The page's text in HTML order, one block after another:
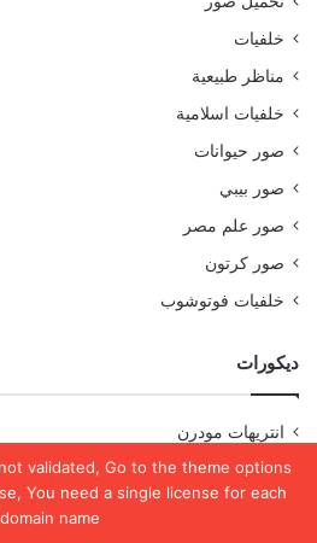
validated, Go to the theme options
You need a single license for each
domain name.
خلفيات
مناظر طبيعية
خلفيات اسلامية
صور حيوانات
صور بيبي
صور علم مصر
صور كرتون
خلفيات فوتوشوب
ديكورات
انتريهات مودرن
ستائر مودرن